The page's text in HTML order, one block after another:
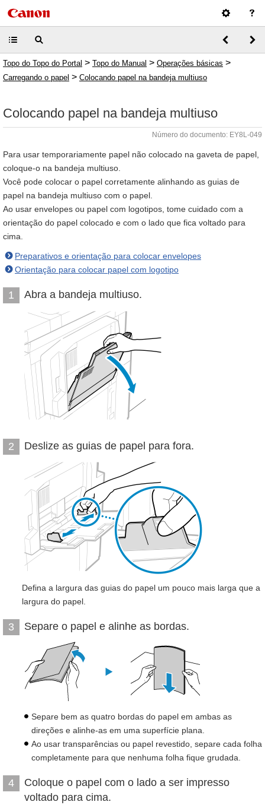
Topo do Topo do Portal > Topo do Manual > Operações básicas >
Carregando o papel > Colocando papel na bandeja multiuso
Colocando papel na bandeja multiuso
Número do documento: EY8L-049
Para usar temporariamente papel não colocado na gaveta de papel,
coloque-o na bandeja multiuso.
Você pode colocar o papel corretamente alinhando as guias de
papel na bandeja multiuso com o papel.
Ao usar envelopes ou papel com logotipos, tome cuidado com a
orientação do papel colocado e com o lado que fica voltado para
cima.
Preparativos e orientação para colocar envelopes
Orientação para colocar papel com logotipo
1 Abra a bandeja multiuso.
2 Deslize as guias de papel para fora.
Defina a largura das guias do papel um pouco mais larga que a
largura do papel.
3 Separe o papel e alinhe as bordas.
Separe bem as quatro bordas do papel em ambas as
direções e alinhe-as em uma superfície plana.
Ao usar transparências ou papel revestido, separe cada folha
completamente para que nenhuma folha fique grudada.
4
Coloque o papel com o lado a ser impresso
voltado para cima.